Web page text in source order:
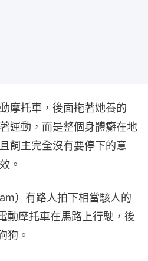
摩托車，後面拖著她養的
運動，而是整個身體癱在地
飼主完全沒有要停下的意
。
）有路人拍下相當駭人的
動摩托車在馬路上行駛，後
狗。